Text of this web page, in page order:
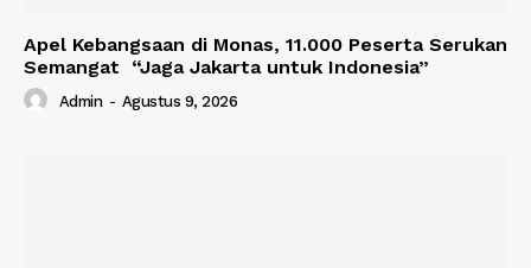
Apel Kebangsaan di Monas, 11.000 Peserta Serukan
Semangat “Jaga Jakarta untuk Indonesia”
Admin - Agustus 9, 2026